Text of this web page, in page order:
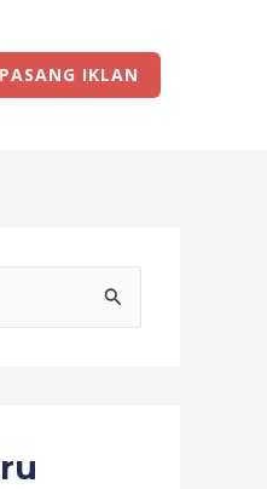
PASANG IKLAN